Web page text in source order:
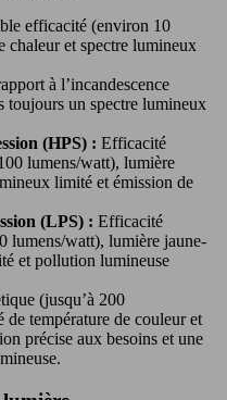
efficacité (environ 10
chaleur et spectre lumineux
à l’incandescence
toujours un spectre lumineux
(HPS) : Efficacité
lumens/watt), lumière
limité et émission de
(LPS) : Efficacité
lumens/watt), lumière jaune-
et pollution lumineuse
(jusqu’à 200
température de couleur et
précise aux besoins et une